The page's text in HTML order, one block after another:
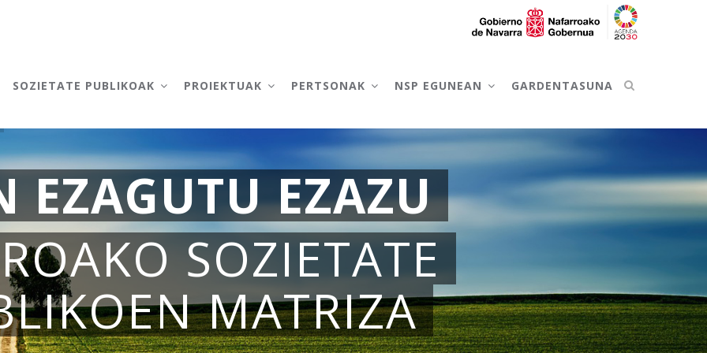
SOZIETATE PUBLIKOAK PROIEKTUAK PERTSONAK NSP EGUNEAN GARDENTASUNA
MATRIZA
EZAGUTU EZAZU
SOZIETATE